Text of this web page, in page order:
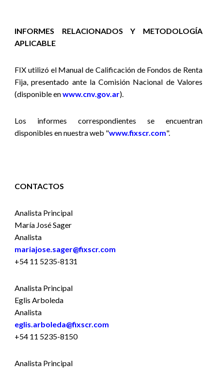
INFORMES RELACIONADOS Y METODOLOGÍA
APLICABLE
FIX utilizó el Manual de Calificación de Fondos de Renta
Fija, presentado ante la Comisión Nacional de Valores
(disponible enwww.cnv.gov.ar).
Los informes correspondientes se encuentran
disponibles en nuestra web "www.fixscr.com".
CONTACTOS
Analista Principal
María José Sager
Analista
mariajose.sager@fixscr.com
+54 11 5235-8131
Analista Principal
Eglis Arboleda
Analista
eglis.arboleda@fixscr.com
+54 11 5235-8150
Analista Principal